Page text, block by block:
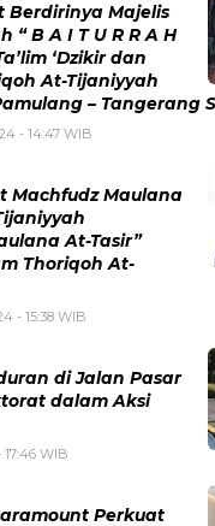
Berdirinya Majelis
“ B A I T U R R A H
‘Dzikir dan
At-Tijaniyyah
– Tangerang
- 14:47 WIB
Machfudz Maulana
At-Tasir”
Thoriqoh At-
- 15:38 WIB
di Jalan Pasar
dalam Aksi
17:46 WIB
Perkuat